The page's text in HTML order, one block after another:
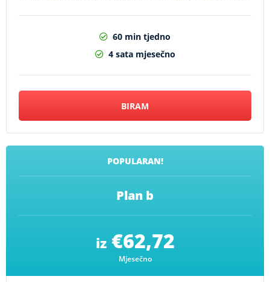
60 min tjedno
4 sata mjesečno
BIRAM
POPULARAN!
Plan b
iz €62,72
Mjesečno